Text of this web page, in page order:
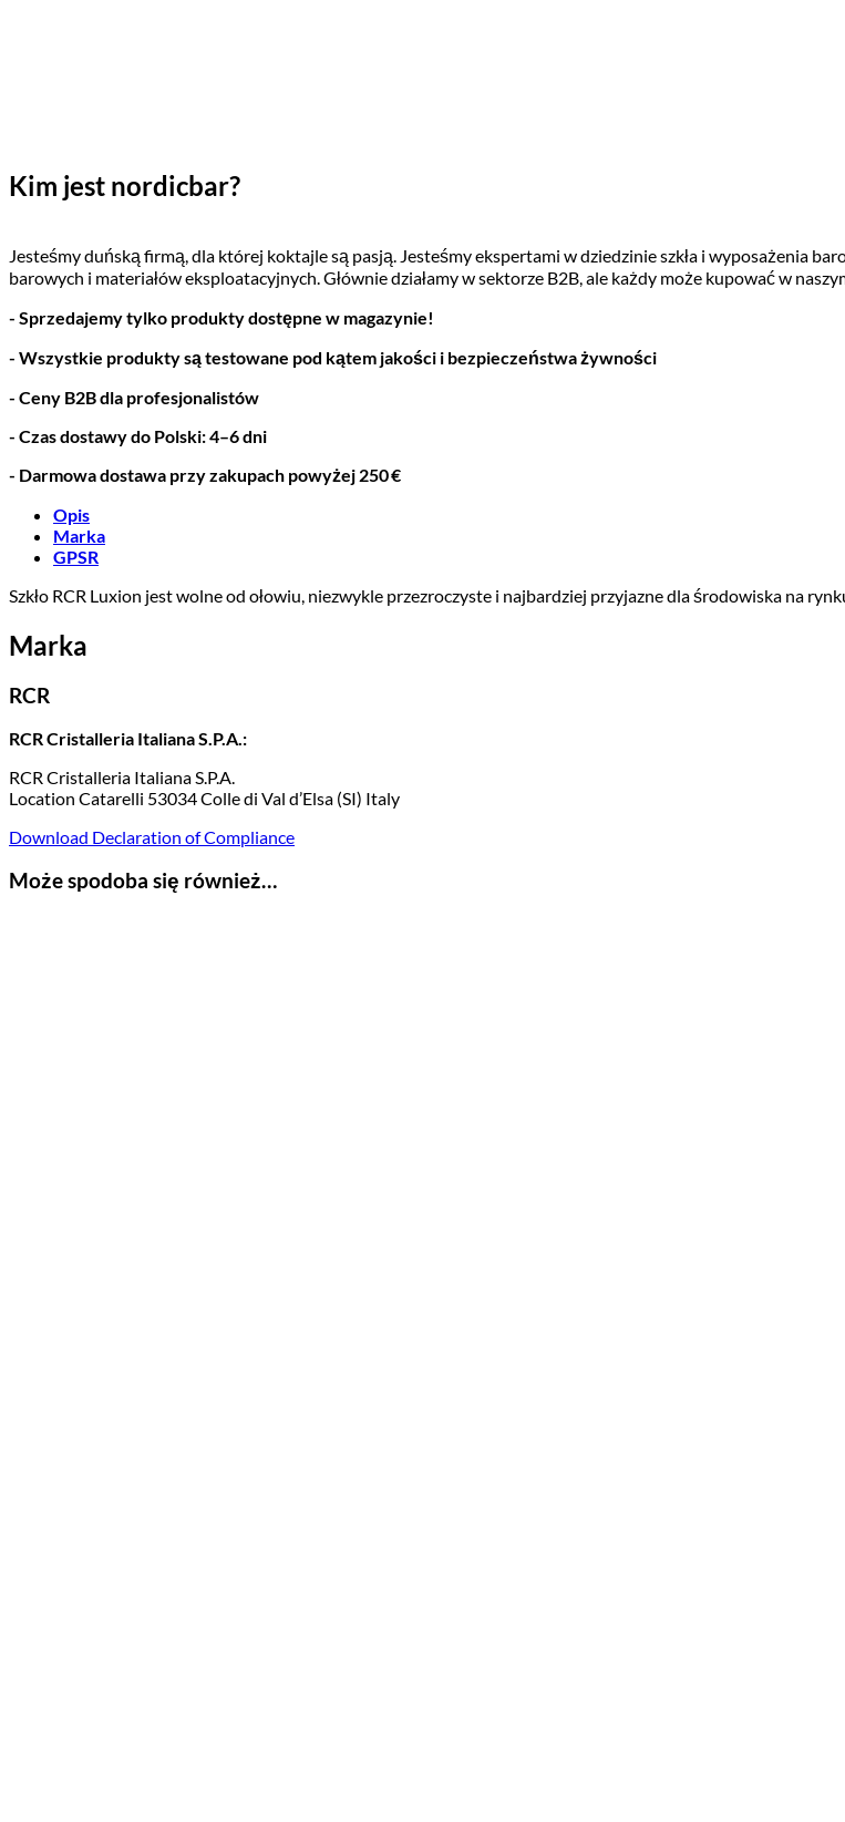
Kim jest nordicbar?
Jesteśmy duńską firmą, dla której koktajle są pasją. Jesteśmy ekspertami w dziedzinie szkła i wyposażenia
barowych i materiałów eksploatacyjnych. Głównie działamy w sektorze B2B, ale każdy może kupować w
- Sprzedajemy tylko produkty dostępne w magazynie!
- Wszystkie produkty są testowane pod kątem jakości i bezpieczeństwa żywności
- Ceny B2B dla profesjonalistów
- Czas dostawy do Polski: 4–6 dni
- Darmowa dostawa przy zakupach powyżej 250 €
Opis
Marka
GPSR
Szkło RCR Luxion jest wolne od ołowiu, niezwykle przezroczyste i najbardziej przyjazne dla środowiska na
Marka
RCR
RCR Cristalleria Italiana S.P.A.:
RCR Cristalleria Italiana S.P.A.
Location Catarelli 53034 Colle di Val d’Elsa (SI) Italy
Download Declaration of Compliance
Może spodoba się również…